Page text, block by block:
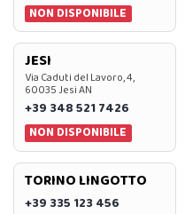
NON DISPONIBILE
JESI
Via Caduti del Lavoro, 4,
60035 Jesi AN
+39 348 521 7426
NON DISPONIBILE
TORINO LINGOTTO
+39 335 123 456